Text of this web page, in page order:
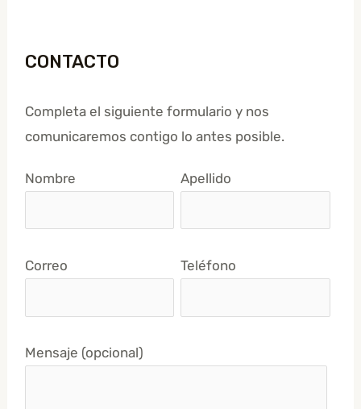
CONTACTO
Completa el siguiente formulario y nos
comunicaremos contigo lo antes posible.
Nombre Apellido
Correo Teléfono
Mensaje (opcional)